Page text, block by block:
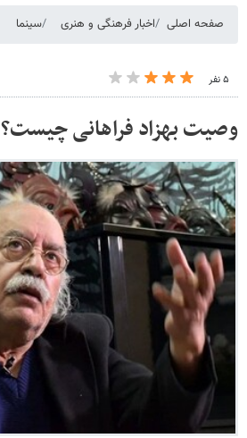
صفحه اصلی اخبار فرهنگی و هنری سینما
۵ نفر
وصیت بهزاد فراهانی چیست؟